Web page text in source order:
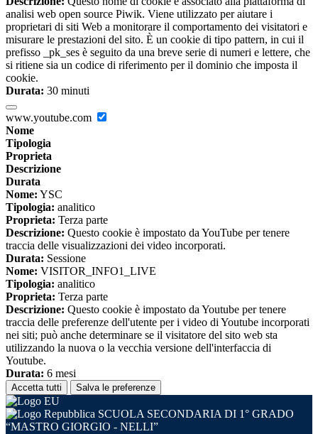
analisi web open source Piwik. Viene utilizzato per aiutare i
proprietari di siti Web a monitorare il comportamento dei visitatori e
misurare le prestazioni del sito. È un cookie di tipo pattern, in cui il
prefisso _pk_ses è seguito da una breve serie di numeri e lettere, che
si ritiene sia un codice di riferimento per il dominio che imposta il
cookie.
Durata: 30 minuti
www.youtube.com
Nome
Tipologia
Proprieta
Descrizione
Durata
Nome: YSC
Tipologia: analitico
Proprieta: Terza parte
Descrizione: Questo cookie è impostato da YouTube per tenere
traccia delle visualizzazioni dei video incorporati.
Durata: Sessione
Nome: VISITOR_INFO1_LIVE
Tipologia: analitico
Proprieta: Terza parte
Descrizione: Questo cookie è impostato da Youtube per tenere
traccia delle preferenze dell'utente per i video di Youtube incorporati
nei siti; può anche determinare se il visitatore del sito web sta
utilizzando la nuova o la vecchia versione dell'interfaccia di
Youtube.
Durata: 6 mesi
Accetta tutti Salva le preferenze
SCUOLA SECONDARIA DI 1° GRADO
“MASTRO GIORGIO - NELLI”